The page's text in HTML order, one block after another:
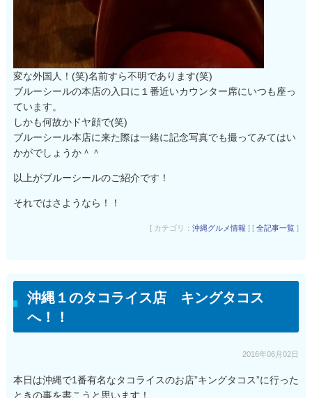
変な外国人！(笑)名前すら不明であります(笑)
ブルーシールの本店の入口に１番近いカウンター席にいつも座っ
ています。
しかも何故かドヤ顔で(笑)
ブルーシール本店に来た際は一緒に記念写真でも撮ってみてはい
かがでしょうか＾＾
以上がブルーシールのご紹介です！
それではさようなら！！
[ カテゴリ：沖縄グルメ情報 ] [全記事一覧 ]
沖縄１のタコライス店 キングタコス
へ！！
2016年06月02日
本日は沖縄で1番有名なタコライスのお店”キングタコス”に行った
ときの事を書こうと思います！